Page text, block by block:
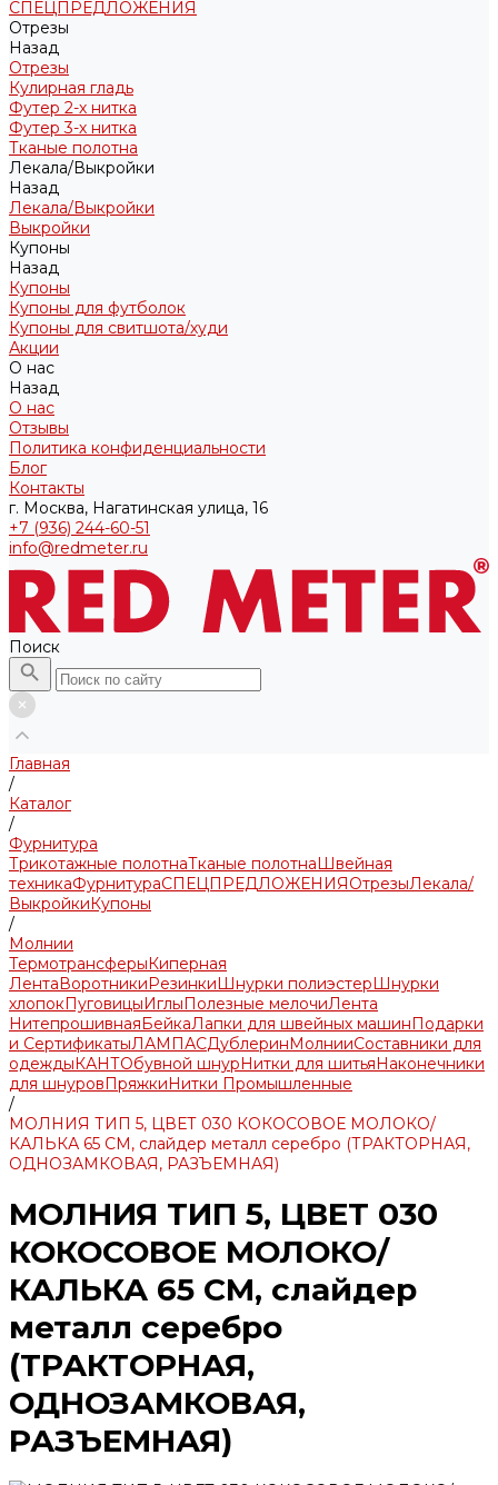
СПЕЦПРЕДЛОЖЕНИЯ
Отрезы
Назад
Отрезы
Кулирная гладь
Футер 2-х нитка
Футер 3-х нитка
Тканые полотна
Лекала/Выкройки
Назад
Лекала/Выкройки
Выкройки
Купоны
Назад
Купоны
Купоны для футболок
Купоны для свитшота/худи
Акции
О нас
Назад
О нас
Отзывы
Политика конфиденциальности
Блог
Контакты
г. Москва, Нагатинская улица, 16
+7 (936) 244-60-51
info@redmeter.ru
Поиск
Главная
/
Каталог
/
Фурнитура
Трикотажные полотнаТканые полотнаШвейная
техникаФурнитураСПЕЦПРЕДЛОЖЕНИЯОтрезыЛекала/
ВыкройкиКупоны
/
Молнии
ТермотрансферыКиперная
ЛентаВоротникиРезинкиШнурки полиэстерШнурки
хлопокПуговицыИглыПолезные мелочиЛента
НитепрошивнаяБейкаЛапки для швейных машинПодарки
и СертификатыЛАМПАСДублеринМолнииСоставники для
одеждыКАНТОбувной шнурНитки для шитьяНаконечники
для шнуровПряжкиНитки Промышленные
/
МОЛНИЯ ТИП 5, ЦВЕТ 030 КОКОСОВОЕ МОЛОКО/
КАЛЬКА 65 СМ, слайдер металл серебро (ТРАКТОРНАЯ,
ОДНОЗАМКОВАЯ, РАЗЪЕМНАЯ)
МОЛНИЯ ТИП 5, ЦВЕТ 030
КОКОСОВОЕ МОЛОКО/
КАЛЬКА 65 СМ, слайдер
металл серебро
(ТРАКТОРНАЯ,
ОДНОЗАМКОВАЯ,
РАЗЪЕМНАЯ)